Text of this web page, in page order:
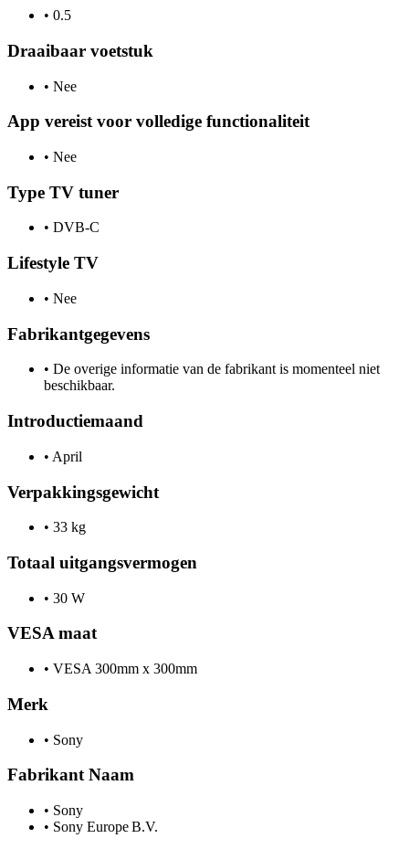
• 0.5
Draaibaar voetstuk
• Nee
App vereist voor volledige functionaliteit
• Nee
Type TV tuner
• DVB-C
Lifestyle TV
• Nee
Fabrikantgegevens
• De overige informatie van de fabrikant is momenteel niet
beschikbaar.
Introductiemaand
• April
Verpakkingsgewicht
• 33 kg
Totaal uitgangsvermogen
• 30 W
VESA maat
• VESA 300mm x 300mm
Merk
• Sony
Fabrikant Naam
• Sony
• Sony Europe B.V.